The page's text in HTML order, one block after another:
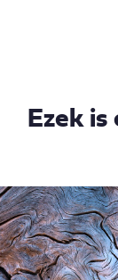
Ezek